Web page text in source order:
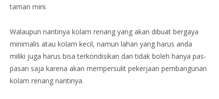
taman mini.
Walaupun nantinya kolam renang yang akan dibuat bergaya
minimalis atau kolam kecil, namun lahan yang harus anda
miliki juga harus bisa terkondisikan dan tidak boleh hanya pas-
pasan saja karena akan mempersulit pekerjaan pembangunan
kolam renang nantinya.